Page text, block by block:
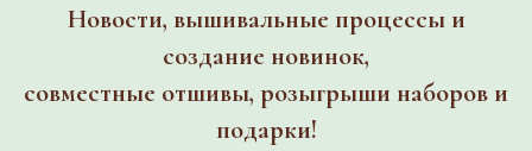
Новости, вышивальные процессы и
создание новинок,
совместные отшивы, розыгрыши наборов и
подарки!